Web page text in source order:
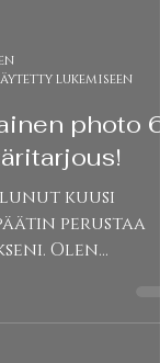
lukemiseen
photo 6
kuusi
perustaa
Olen
olen saanut